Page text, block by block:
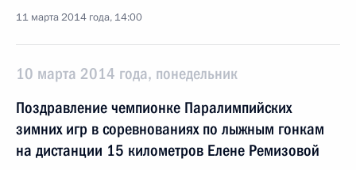
11 марта 2014 года, 14:00
10 марта 2014 года, понедельник
Поздравление чемпионке Паралимпийских
зимних игр в соревнованиях по лыжным гонкам
на дистанции 15 километров Елене Ремизовой